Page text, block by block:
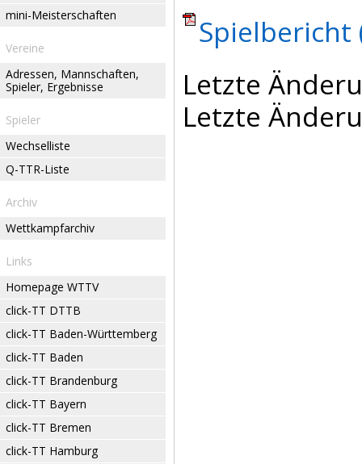
mini-Meisterschaften
Vereine
Adressen, Mannschaften,
Spieler, Ergebnisse
Spieler
Wechselliste
Q-TTR-Liste
Archiv
Wettkampfarchiv
Links
Homepage WTTV
click-TT DTTB
click-TT Baden-Württemberg
click-TT Baden
click-TT Brandenburg
click-TT Bayern
click-TT Bremen
click-TT Hamburg
Spielbericht
Letzte
Letzte